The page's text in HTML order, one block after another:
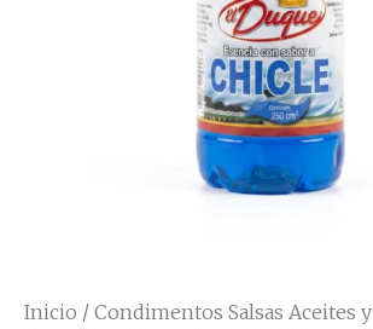
Inicio / Condimentos Salsas Aceites y